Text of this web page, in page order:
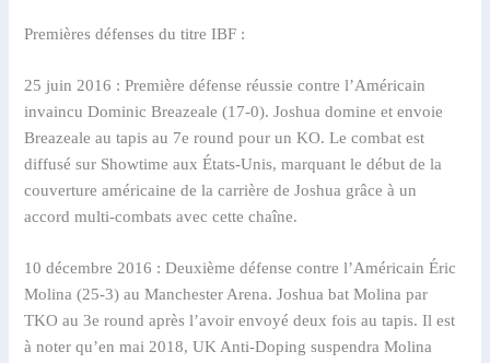
Premières défenses du titre IBF :
25 juin 2016 : Première défense réussie contre l’Américain
invaincu Dominic Breazeale (17-0). Joshua domine et envoie
Breazeale au tapis au 7e round pour un KO. Le combat est
diffusé sur Showtime aux États-Unis, marquant le début de la
couverture américaine de la carrière de Joshua grâce à un
accord multi-combats avec cette chaîne.
10 décembre 2016 : Deuxième défense contre l’Américain Éric
Molina (25-3) au Manchester Arena. Joshua bat Molina par
TKO au 3e round après l’avoir envoyé deux fois au tapis. Il est
à noter qu’en mai 2018, UK Anti-Doping suspendra Molina